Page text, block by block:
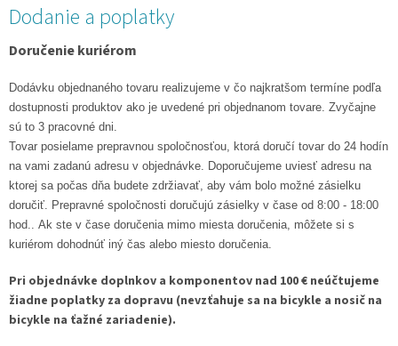
Dodanie a poplatky
Doručenie kuriérom
Dodávku objednaného tovaru realizujeme v čo najkratšom termíne podľa
dostupnosti produktov ako je uvedené pri objednanom tovare. Zvyčajne
sú to 3 pracovné dni.
Tovar posielame prepravnou spoločnosťou, ktorá doručí tovar do 24 hodín
na vami zadanú adresu v objednávke. Doporučujeme uviesť adresu na
ktorej sa počas dňa budete zdržiavať, aby vám bolo možné zásielku
doručiť. Prepravné spoločnosti doručujú zásielky v čase od 8:00 - 18:00
hod.. Ak ste v čase doručenia mimo miesta doručenia, môžete si s
kuriérom dohodnúť iný čas alebo miesto doručenia.
Pri objednávke doplnkov a komponentov nad 100 € neúčtujeme
žiadne poplatky za dopravu (nevzťahuje sa na bicykle a nosič na
bicykle na ťažné zariadenie).